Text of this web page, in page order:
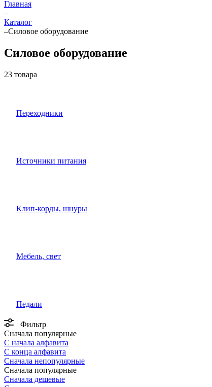
Главная
–
Каталог
–Силовое оборудование
Силовое оборудование
23 товара
Переходники
Источники питания
Клип-корды, шнуры
Мебель, свет
Педали
Фильтр
Сначала популярные
С начала алфавита
С конца алфавита
Сначала непопулярные
Сначала популярные
Сначала дешевые